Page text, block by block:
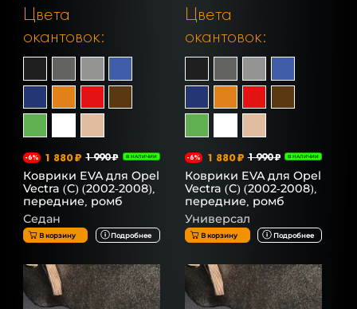
Цвета
окантовок:
-6% 1 880 ₽ 1 990 ₽ В НАЛИЧИИ
Коврики EVA для Opel
Vectra (C) (2002-2008),
передние, ромб
Седан
В корзину Подробнее
Цвета
окантовок:
-6% 1 880 ₽ 1 990 ₽ В НАЛИЧИИ
Коврики EVA для Opel
Vectra (C) (2002-2008),
передние, ромб
Универсал
В корзину Подробнее